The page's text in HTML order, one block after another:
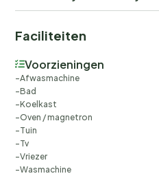
Faciliteiten
Voorzieningen
Afwasmachine
Bad
Koelkast
Oven / magnetron
Tuin
Tv
Vriezer
Wasmachine